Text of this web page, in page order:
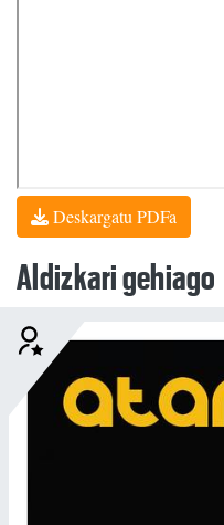
Deskargatu PDFa
Aldizkari gehiago